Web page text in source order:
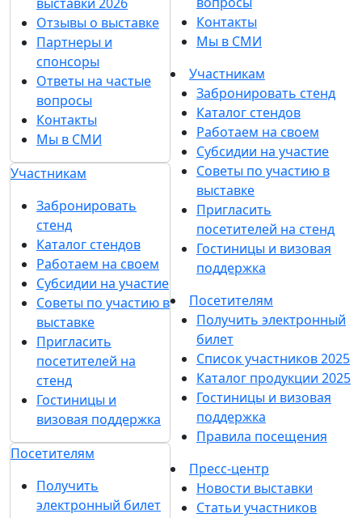
Отзывы о выставке
Партнеры и
спонсоры
Ответы на частые
вопросы
Контакты
Мы в СМИ
Участникам
Забронировать
стенд
Каталог стендов
Работаем на своем
Субсидии на участие
Советы по участию в
выставке
Пригласить
посетителей на
стенд
Гостиницы и
визовая поддержка
Посетителям
Получить
электронный билет
Контакты
Мы в СМИ
Участникам
Забронировать стенд
Каталог стендов
Работаем на своем
Субсидии на участие
Советы по участию в
выставке
Пригласить
посетителей на стенд
Гостиницы и визовая
поддержка
Посетителям
Получить электронный
билет
Список участников 2025
Каталог продукции 2025
Гостиницы и визовая
поддержка
Правила посещения
Пресс-центр
Новости выставки
Статьи участников